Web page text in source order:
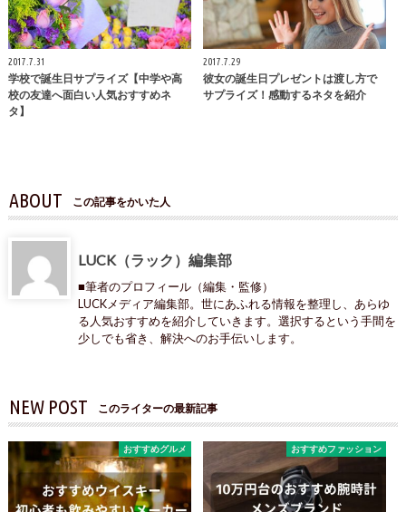
2017.7.31
学校で誕生日サプライズ【中学や高
校の友達へ面白い人気おすすめネ
タ】
2017.7.29
彼女の誕生日プレゼントは渡し方で
サプライズ！感動するネタを紹介
ABOUT この記事をかいた人
LUCK（ラック）編集部
■筆者のプロフィール（編集・監修）
LUCKメディア編集部。世にあふれる情報を整理し、あらゆ
る人気おすすめを紹介していきます。選択するという手間を
少しでも省き、解決へのお手伝いします。
NEW POST このライターの最新記事
おすすめグルメ おすすめファッション